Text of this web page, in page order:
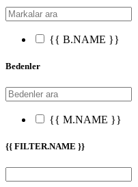
{{ B.NAME }}
Bedenler
{{ M.NAME }}
{{ FILTER.NAME }}